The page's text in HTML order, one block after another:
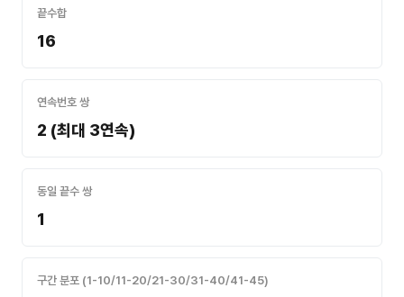
끝수합
16
연속번호 쌍
2 (최대 3연속)
동일 끝수 쌍
1
구간 분포 (1-10/11-20/21-30/31-40/41-45)